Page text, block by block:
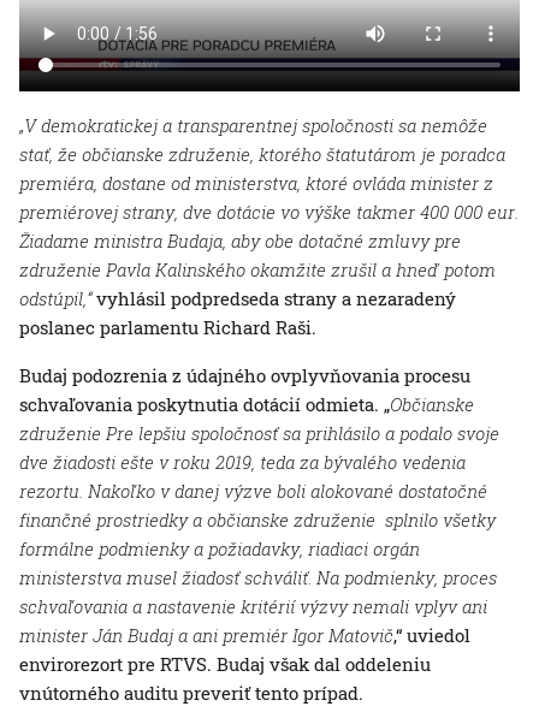
„V demokratickej a transparentnej spoločnosti sa nemôže
stať, že občianske združenie, ktorého štatutárom je poradca
premiéra, dostane od ministerstva, ktoré ovláda minister z
premiérovej strany, dve dotácie vo výške takmer 400 000 eur.
Žiadame ministra Budaja, aby obe dotačné zmluvy pre
združenie Pavla Kalinského okamžite zrušil a hneď potom
odstúpil,“vyhlásil podpredseda strany a nezaradený
poslanec parlamentu Richard Raši.
Budaj podozrenia z údajného ovplyvňovania procesu
schvaľovania poskytnutia dotácií odmieta. „Občianske
združenie Pre lepšiu spoločnosť sa prihlásilo a podalo svoje
dve žiadosti ešte v roku 2019, teda za bývalého vedenia
rezortu. Nakoľko v danej výzve boli alokované dostatočné
finančné prostriedky a občianske združenie splnilo všetky
formálne podmienky a požiadavky, riadiaci orgán
ministerstva musel žiadosť schváliť. Na podmienky, proces
schvaľovania a nastavenie kritérií výzvy nemali vplyv ani
minister Ján Budaj a ani premiér Igor Matovič,“ uviedol
envirorezort pre RTVS. Budaj však dal oddeleniu
vnútorného auditu preveriť tento prípad.